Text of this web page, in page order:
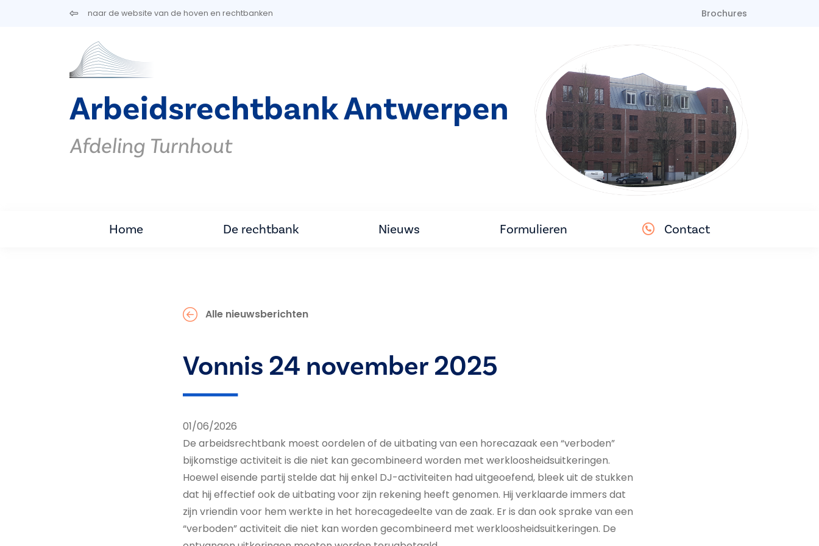
Overslaan en naar de inhoud gaannaar de website van de hoven en rechtbanken Brochures
Arbeidsrechtbank Antwerpen
Afdeling Turnhout
Home De rechtbank Nieuws Formulieren Contact
Alle nieuwsberichten
Vonnis 24 november 2025
01/06/2026
De arbeidsrechtbank moest oordelen of de uitbating van een horecazaak een “verboden”
bijkomstige activiteit is die niet kan gecombineerd worden met werkloosheidsuitkeringen.
Hoewel eisende partij stelde dat hij enkel DJ-activiteiten had uitgeoefend, bleek uit de stukken
dat hij effectief ook de uitbating voor zijn rekening heeft genomen. Hij verklaarde immers dat
zijn vriendin voor hem werkte in het horecagedeelte van de zaak. Er is dan ook sprake van een
“verboden” activiteit die niet kan worden gecombineerd met werkloosheidsuitkeringen. De